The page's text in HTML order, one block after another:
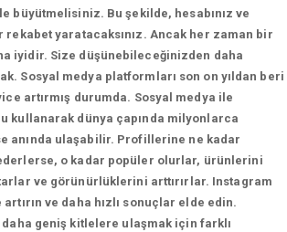
büyütmelisiniz. Bu şekilde, hesabınız ve
rekabet yaratacaksınız. Ancak her zaman bir
iyidir. Size düşünebileceğinizden daha
Sosyal medya platformları son on yıldan beri
artırmış durumda. Sosyal medya ile
kullanarak dünya çapında milyonlarca
anında ulaşabilir. Profillerine ne kadar
o kadar popüler olurlar, ürünlerini
ve görünürlüklerini arttırırlar. Instagram
ve daha hızlı sonuçlar elde edin.
geniş kitlelere ulaşmak için farklı